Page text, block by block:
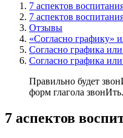
7 аспектов
7 аспектов
Отзывы
«Согласно графику»
Согласно графика
Согласно графика
Правильно будет
форм глагола звонИть.
7 аспектов